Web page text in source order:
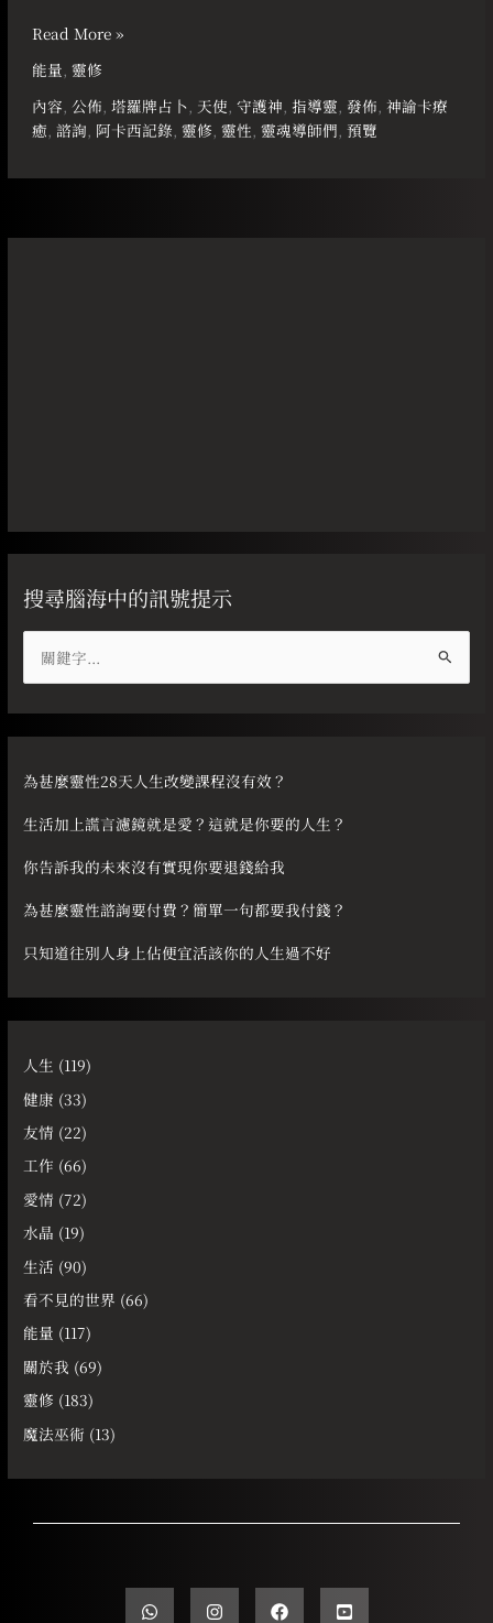
Read More »
能量,靈修
內容,公佈,塔羅牌占卜, 天使,守護神,指導靈, 發佈,神諭卡療
癒,諮詢, 阿卡西記錄,靈修,靈性,靈魂導師們,預覽
搜尋腦海中的訊號提示
尋
關
字
為甚麼靈性28天人生改變課程沒有效？
生活加上謊言濾鏡就是愛？這就是你要的人生？
你告訴我的未來沒有實現你要退錢給我
為甚麼靈性諮詢要付費？簡單一句都要我付錢？
只知道往別人身上佔便宜活該你的人生過不好
人生 (119)
健康 (33)
友情 (22)
工作 (66)
愛情 (72)
水晶 (19)
生活 (90)
看不見的世界 (66)
能量 (117)
關於我 (69)
靈修 (183)
魔法巫術 (13)